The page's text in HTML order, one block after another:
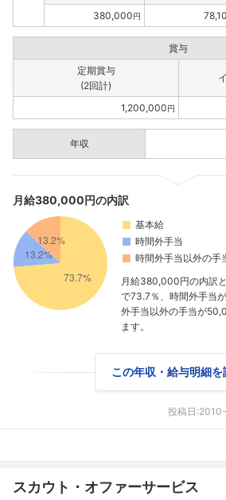
380,000円
賞与
定期賞与
(2回計)
1,200,000円
年収
月給380,000円の内訳
基本給
時間外手当
時間外手当以外の手
月給380,000円の内訳
で73.7％、時間外手当
外手当以外の手当が
ます。
この年収・給与明細を
投稿日:
スカウト・オファーサービス